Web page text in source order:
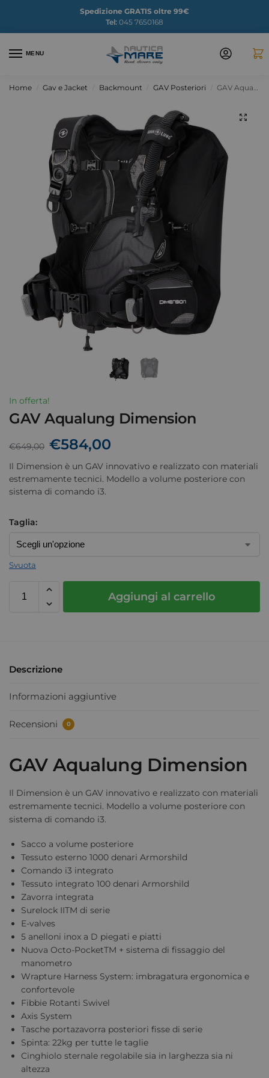
Spedizione GRATIS oltre 99€
Tel: 045 7650168
MENU
Home Gav e Jacket Backmount GAV Posteriori GAV Aqualung Dimension
In offerta!
GAV Aqualung Dimension
€649,00 €584,00
Il Dimension è un GAV innovativo e realizzato con materiali
estremamente tecnici. Modello a volume posteriore con
sistema di comando i3.
Taglia:
Svuota
Aggiungi al carrello
Descrizione
Informazioni aggiuntive
Recensioni 0
GAV Aqualung Dimension
Il Dimension è un GAV innovativo e realizzato con materiali
estremamente tecnici. Modello a volume posteriore con
sistema di comando i3.
Sacco a volume posteriore
Tessuto esterno 1000 denari Armorshild
Comando i3 integrato
Tessuto integrato 100 denari Armorshild
Zavorra integrata
Surelock IITM di serie
E-valves
5 anelloni inox a D piegati e piatti
Nuova Octo-PocketTM + sistema di fissaggio del
manometro
Wrapture Harness System: imbragatura ergonomica e
confortevole
Fibbie Rotanti Swivel
Axis System
Tasche portazavorra posteriori fisse di serie
Spinta: 22kg per tutte le taglie
Cinghiolo sternale regolabile sia in larghezza sia ni
altezza